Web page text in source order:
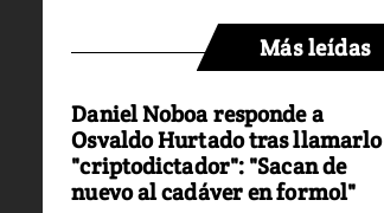
Más leídas
Daniel Noboa responde a
Osvaldo Hurtado tras llamarlo
"criptodictador": "Sacan de
nuevo al cadáver en formol"